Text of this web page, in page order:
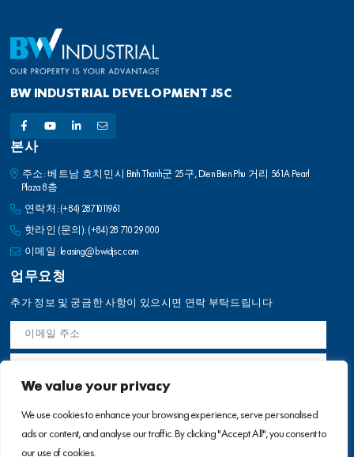
We value your privacy
We use cookies to enhance your browsing experience, serve personalised
ads or content, and analyse our traffic. By clicking "Accept All", you consent to
our use of cookies.
BW INDUSTRIAL DEVELOPMENT JSC
본사
주소: 베트남 호치민시 Binh Thanh군 25구, Dien Bien Phu 거리 561A Pearl
Plaza 8층
연락처: (+84) 2871011961
핫라인 (문의):(+84) 28 710 29 000
이메일: leasing@bwidjsc.com
업무요청
추가 정보 및 궁금한 사항이 있으시면 연락 부탁드립니다